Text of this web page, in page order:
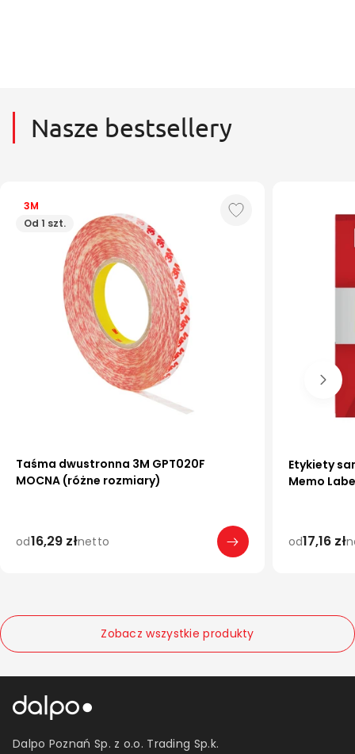
Nasze bestsellery
3M
Od 1 szt.
Taśma dwustronna 3M GPT020F
MOCNA (różne rozmiary)
od16,29 złnetto
15 mm
19 mm
38 mm
50 mm
Etykiety
Memo
od17,16 zł
210x148
105x148
70x37
Zobacz wszystkie produkty
Dalpo Poznań Sp. z o.o. Trading Sp.k.